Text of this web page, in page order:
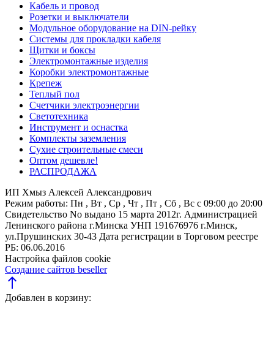
Кабель и провод
Розетки и выключатели
Модульное оборудование на DIN-рейку
Системы для прокладки кабеля
Щитки и боксы
Электромонтажные изделия
Коробки электромонтажные
Крепеж
Теплый пол
Счетчики электроэнергии
Светотехника
Инструмент и оснастка
Комплекты заземления
Сухие строительные смеси
Оптом дешевле!
РАСПРОДАЖА
ИП Хмыз Алексей Александрович
Режим работы: Пн , Вт , Ср , Чт , Пт , Сб , Вс c 09:00 до 20:00
Свидетельство No выдано 15 марта 2012г. Администрацией
Ленинского района г.Минска УНП 191676976 г.Минск,
ул.Прушинских 30-43 Дата регистрации в Торговом реестре
РБ: 06.06.2016
Настройка файлов cookie
Создание сайтов beseller
north
Добавлен в корзину: